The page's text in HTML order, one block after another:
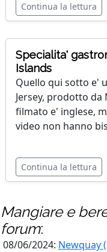
Continua la lettura
Specialita'
Islands
Quello qui sotto e'
Jersey, prodotto da
filmato e' inglese,
video non hanno
Continua la lettura
Mangiare e
forum:
08/06/2024: Newquay